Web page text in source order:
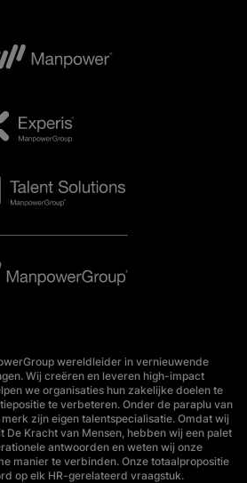
wereldleider in vernieuwende
Wij creëren en leveren high-impact
we organisaties hun zakelijke doelen te
te verbeteren. Onder de paraplu van
zijn eigen talentspecialisatie. Omdat wij
De Kracht van Mensen, hebben wij een palet
antwoorden en weten wij onze
manier te verbinden. Onze totaalpropositie
op elk HR-gerelateerd vraagstuk.